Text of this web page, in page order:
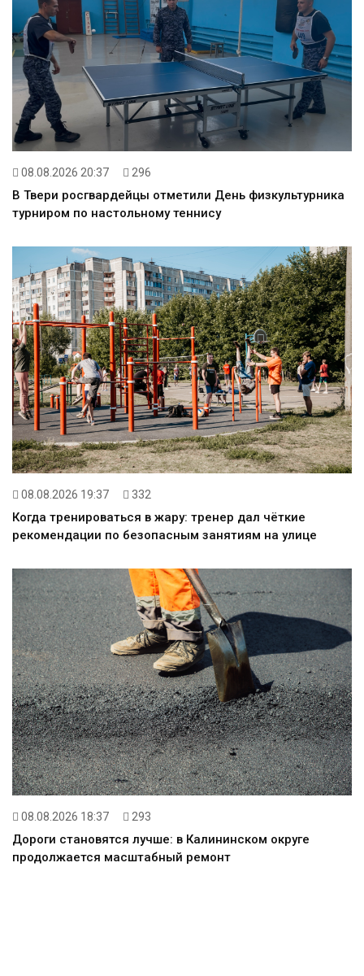
08.08.2026 20:37 296
В Твери росгвардейцы отметили День физкультурника
турниром по настольному теннису
08.08.2026 19:37 332
Когда тренироваться в жару: тренер дал чёткие
рекомендации по безопасным занятиям на улице
08.08.2026 18:37 293
Дороги становятся лучше: в Калининском округе
продолжается масштабный ремонт